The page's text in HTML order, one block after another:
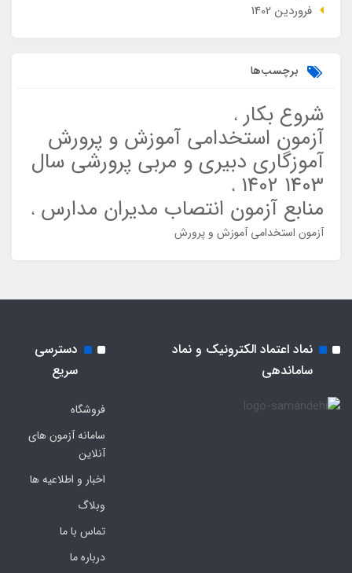
فروردین 1402
برچسب‌ها
شروع بکار
آزمون استخدامی آموزش و پرورش
آموزگاری دبیری و مربی پرورشی سال
1403 1402
منابع آزمون انتصاب مدیران مدارس
آزمون استخدامی آموزش و پرورش
نماد اعتماد الکترونیک و نماد
ساماندهی
دسترسی
سریع
فروشگاه
سامانه آزمون های
آنلاین
اخبار و اطلاعیه ها
وبلاگ
تماس با ما
درباره ما